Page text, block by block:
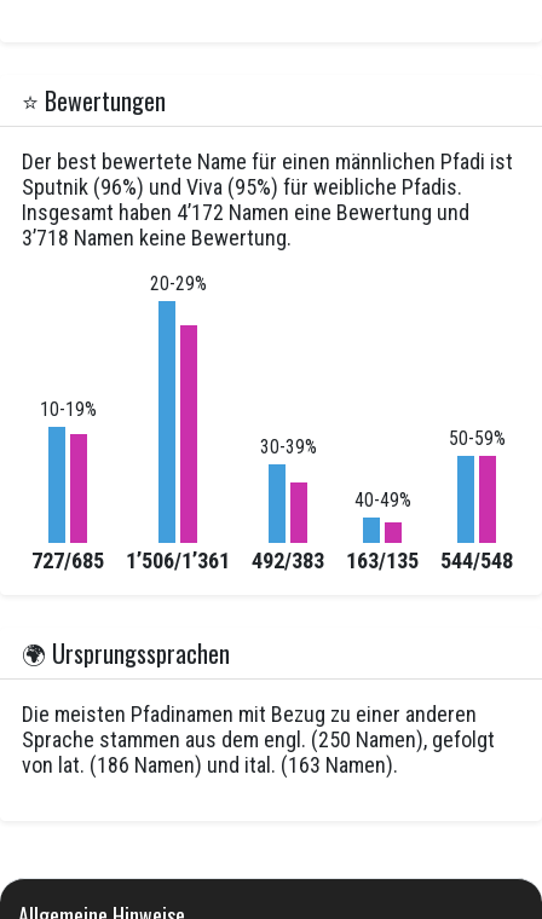
⭐ Bewertungen
Der best bewertete Name für einen männlichen Pfadi ist
Sputnik (96%) und Viva (95%) für weibliche Pfadis.
Insgesamt haben 4’172 Namen eine Bewertung und
3’718 Namen keine Bewertung.
10-19%
727/685
20-29%
1’506/1’361
30-39%
492/383
40-49%
163/135
50-59%
544/548
🌍 Ursprungssprachen
Die meisten Pfadinamen mit Bezug zu einer anderen
Sprache stammen aus dem engl. (250 Namen), gefolgt
von lat. (186 Namen) und ital. (163 Namen).